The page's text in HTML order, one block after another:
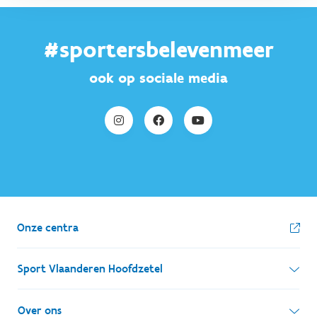
#sportersbelevenmeer
ook op sociale media
Onze centra
Sport Vlaanderen Hoofdzetel
Simon Bolivarlaan 17
Over ons